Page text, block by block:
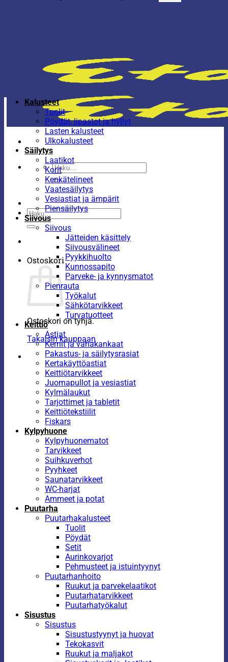
Etsi:
Etsi:
Ostoskori
Ostoskori on tyhjä.
Takaisin kauppaan
Kalusteet
Tuolit
Pöydät, lipastot ja hyllyt
Lasten kalusteet
Ulkokalusteet
Säilytys
Laatikot
Korit
Kenkätelineet
Vaatesäilytys
Vesiastiat ja ämpärit
Piensäilytys
Siivous
Siivous
Jätteiden käsittely
Siivousvälineet
Pyykkihuolto
Kunnossapito
Parveke- ja kynnysmatot
Pienrauta
Työkalut
Sähkötarvikkeet
Turvatuotteet
Keittiö
Astiat
Kernit ja vahakankaat
Pakastus- ja säilytysrasiat
Kertakäyttöastiat
Keittiötarvikkeet
Juomapullot ja vesiastiat
Kylmälaukut
Tarjottimet ja tabletit
Keittiötekstiilit
Fiskars
Kylpyhuone
Kylpyhuonematot
Tarvikkeet
Suihkuverhot
Pyyhkeet
Saunatarvikkeet
WC-harjat
Ammeet ja potat
Puutarha
Puutarhakalusteet
Tuolit
Pöydät
Setit
Aurinkovarjot
Pehmusteet ja istuintyynyt
Puutarhanhoito
Ruukut ja parvekelaatikot
Puutarhatarvikkeet
Puutarhatyökalut
Sisustus
Sisustus
Sisustustyynyt ja huovat
Tekokasvit
Ruukut ja maljakot